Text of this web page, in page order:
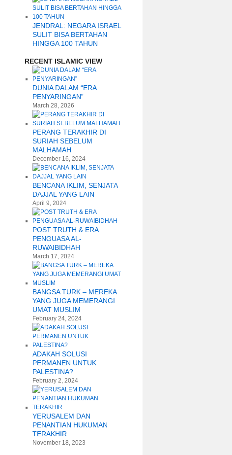
JENDRAL: NEGARA ISRAEL
SULIT BISA BERTAHAN
HINGGA 100 TAHUN
RECENT ISLAMIC VIEW
DUNIA DALAM “ERA
PENYARINGAN”
March 28, 2026
PERANG TERAKHIR DI
SURIAH SEBELUM
MALHAMAH
December 16, 2024
BENCANA IKLIM, SENJATA
DAJJAL YANG LAIN
April 9, 2024
POST TRUTH & ERA
PENGUASA AL-
RUWAIBIDHAH
March 17, 2024
BANGSA TURK – MEREKA
YANG JUGA MEMERANGI
UMAT MUSLIM
February 24, 2024
ADAKAH SOLUSI
PERMANEN UNTUK
PALESTINA?
February 2, 2024
YERUSALEM DAN
PENANTIAN HUKUMAN
TERAKHIR
November 18, 2023